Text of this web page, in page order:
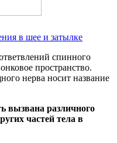
в шее и затылке
спинного
пространство.
нерва носит название
вызвана различного
частей тела в